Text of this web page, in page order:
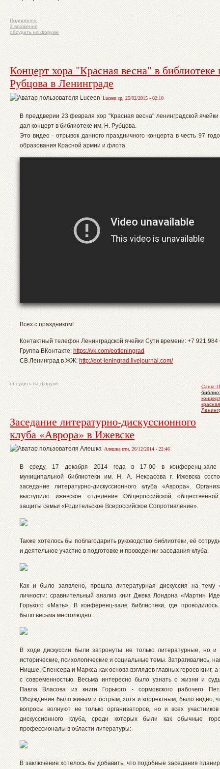
Подробнее
2 вложения
обсудить на форуме
Концерт хора "Красная весна" в
Рубцова в Ленинграде
Luceen ср, 25/02/2015 - 02:10
В преддверии 23 февраля хор "Красная весна" ленинградской
дал концерт в библиотеке им. Н. Рубцова.
Это видео - отрывок данного праздничного концерта в честь 97
образования Красной армии и флота.
Всех с праздником!
Контактный телефон Ленинградской ячейки Сути времени: +7 921 984
Группа ВКонтакте: https://vk.com/eotleningrad
СВ Ленинград в ЖЖ: http://eot-leningrad.livejournal.com/
Санкт-
концерт
обсудить на форуме
Заседание литературно-дискуссионного
клуба «Аврора» в Ижевске
Алешка птн, 26/12/2014 - 22:46
В среду, 17 декабря 2014 года в 17-00 в конференц-зале
муниципальной библиотеки им. Н. А. Некрасова г. Ижевска
заседание литературно-дискуссионного клуба «Аврора».
выступило ижевское отделение Общероссийской общественной
защиты семьи «Родительское Всероссийское Сопротивление».
Также хотелось бы поблагодарить руководство библиотеки, её
и деятельное участие в подготовке и проведении заседания клуба.
Как и было заявлено, прошла литературная дискуссия на тему
личности: сравнительный анализ книг Джека Лондона «Мартин
Горького «Мать». В конференц-зале библиотеки, где
было весьма многолюдно:
В ходе дискуссии были затронуты не только литературные, но и
исторические, психологические и социальные темы. Затрагивались,
Ницше, Спенсера и Маркса как основа взглядов главных героев книг, а
с современностью. Весьма интересно было узнать о жизни и
Павла Власова из книги Горького - сормовского рабочего
Обсуждение было живым и острым, хотя и корректным, было видно,
вопросы волнуют не только организаторов, но и всех участников
дискуссионного клуба, среди которых были как обычные
профессионалы в области литературы:
В заключение хотелось бы добавить, что подобные заседания